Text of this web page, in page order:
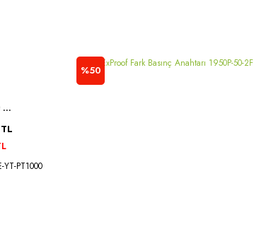
...
%50